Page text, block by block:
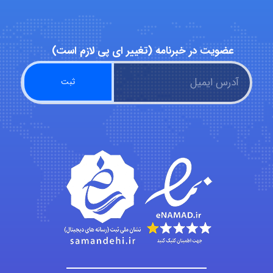
ZAK
vali
fahimeh sheibani
HaddadiMahsa
عضویت در خبرنامه (تغییر ای پی لازم است)